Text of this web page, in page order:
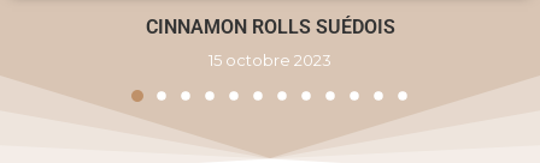
Suivez-moi !